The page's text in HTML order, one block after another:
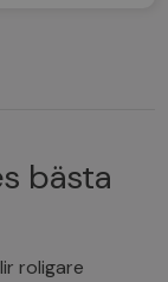
bästa
roligare